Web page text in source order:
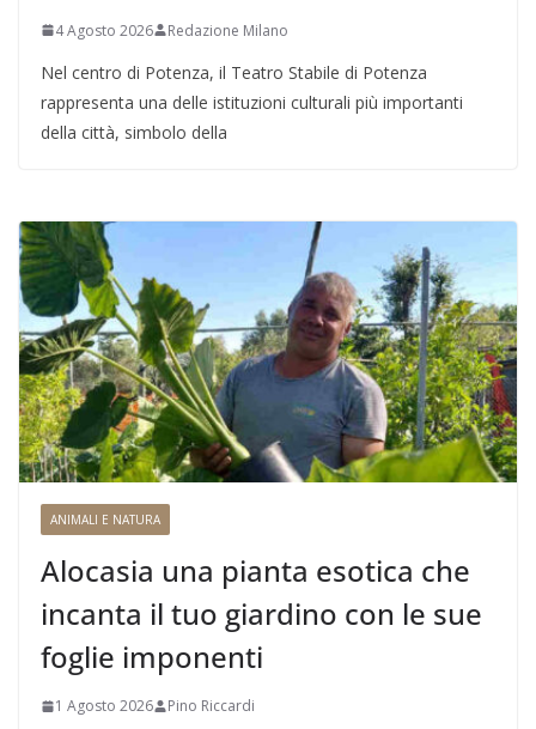
4 Agosto 2026 Redazione Milano
Nel centro di Potenza, il Teatro Stabile di Potenza
rappresenta una delle istituzioni culturali più importanti
della città, simbolo della
ANIMALI E NATURA
Alocasia una pianta esotica che
incanta il tuo giardino con le sue
foglie imponenti
1 Agosto 2026 Pino Riccardi